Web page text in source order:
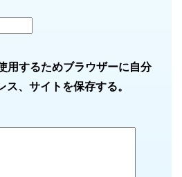
用するためブラウザーに自分
、サイトを保存する。